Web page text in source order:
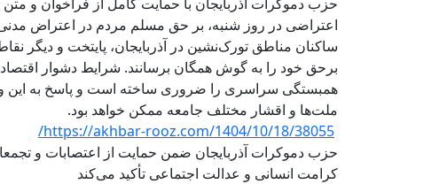
اعتراضی در روز شنبه، بر حق مسلم مردم در اعتراض
ساکنان مناطق تورک‌نشین در آذربایجان، پایتخت و دیگر
برحق خود را به گوش همگان برسانند. شرایط دشوار
همبستگی سراسری را ضروری ساخته است و پاسخ به این
ملت‌ها و اقشار مختلف جامعه ممکن خواهد بود.
https://akhbar-rooz.com/1404/10/18/38055/
حزب دموکرات آذربایجان ضمن حمایت از اعتصابات و
کرامت انسانی و عدالت اجتماعی تأکید می‌کند